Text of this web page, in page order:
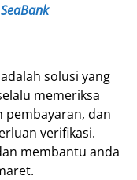
adalah solusi yang
memeriksa
pembayaran, dan
verifikasi.
membantu anda